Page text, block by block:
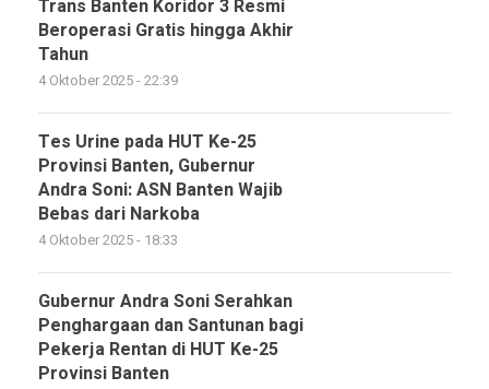
Trans Banten Koridor 3 Resmi
Beroperasi Gratis hingga Akhir
Tahun
4 Oktober 2025 - 22:39
Tes Urine pada HUT Ke-25
Provinsi Banten, Gubernur
Andra Soni: ASN Banten Wajib
Bebas dari Narkoba
4 Oktober 2025 - 18:33
Gubernur Andra Soni Serahkan
Penghargaan dan Santunan bagi
Pekerja Rentan di HUT Ke-25
Provinsi Banten